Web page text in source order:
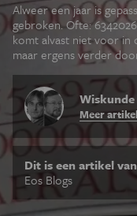
JONGE UITDAGERS
Alweer een jaar is
gebroken. Ofte:
komt alvast niet voor in
maar ergens verder
Wiskunde
Meer
Dit is een artikel
Eos Blogs